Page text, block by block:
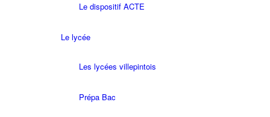
Le dispositif ACTE
Le lycée
Les lycées villepintois
Prépa Bac